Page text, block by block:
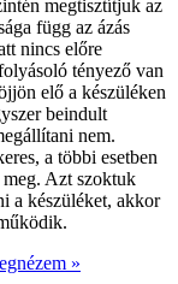
megtisztítjuk az
függ az ázás
nincs előre
tényező van
elő a készüléken
beindult
nem.
a többi esetben
Azt szoktuk
a készüléket, akkor
»